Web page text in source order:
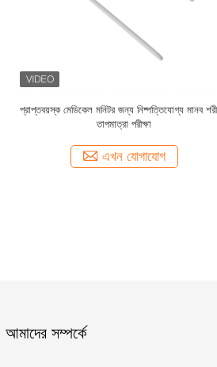
2.252kohm 10k গুচ্ছ ওয়্যার ডিসপোজেবল এনটিসি
টেম্পারেচার প্রোব মেডিক্যাল মনিটরের জন্য
এখন যোগাযোগ
আমাদের সম্পর্কে